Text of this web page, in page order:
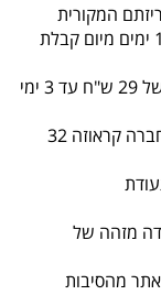
המקורית
החלפת שק המזון תעשה על ידי שליח בעלות של 29 ש"ח עד 3 ימי
או בהגעה עצמית של הלקוח לכתובת מחסן החברה קראוזה 32
מזהה של
מהסיבות